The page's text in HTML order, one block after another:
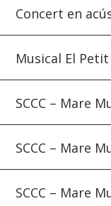
Concert en
Musical El
SCCC – Mare
SCCC – Mare
SCCC – Mare